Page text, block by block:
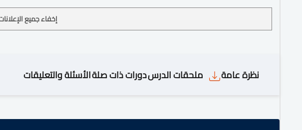
إخفاء جميع
نظرة عامة ملحقات الدرسدورات ذات صلةالأسئلة والتعليقات